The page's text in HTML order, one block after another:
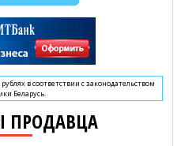
в соответствии с законодательством
Беларусь.
ПРОДАВЦА